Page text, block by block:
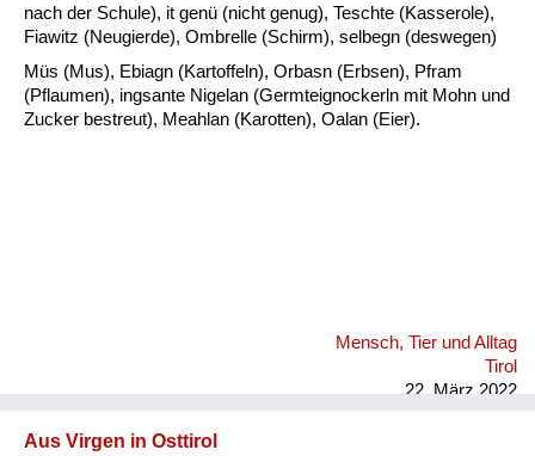
nach der Schule), it genü (nicht genug), Teschte (Kasserole),
Fiawitz (Neugierde), Ombrelle (Schirm), selbegn (deswegen)
Müs (Mus), Ebiagn (Kartoffeln), Orbasn (Erbsen), Pfram
(Pflaumen), ingsante Nigelan (Germteignockerln mit Mohn und
Zucker bestreut), Meahlan (Karotten), Oalan (Eier).
Mensch, Tier und Alltag
Tirol
22. März 2022
Aus Virgen in Osttirol